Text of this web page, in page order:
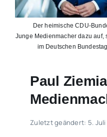
Der heimische CDU-
Junge Medienmacher dazu
im Deutschen
Paul
Zuletzt geändert: 5. Juli